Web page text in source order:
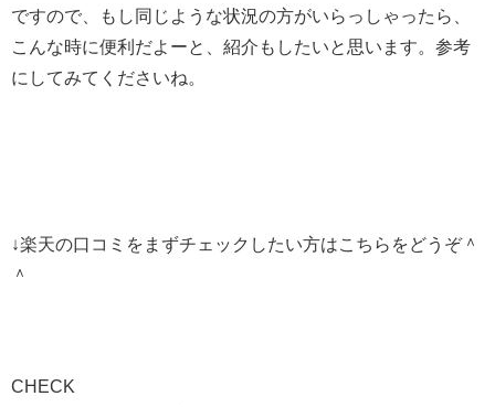
ですので、もし同じような状況の方がいらっしゃったら、
こんな時に便利だよーと、紹介もしたいと思います。参考
にしてみてくださいね。
↓楽天の口コミをまずチェックしたい方はこちらをどうぞ＾
＾
CHECK